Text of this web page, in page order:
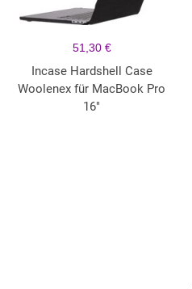
51,30 €
Incase Hardshell Case
Woolenex für MacBook Pro
16"